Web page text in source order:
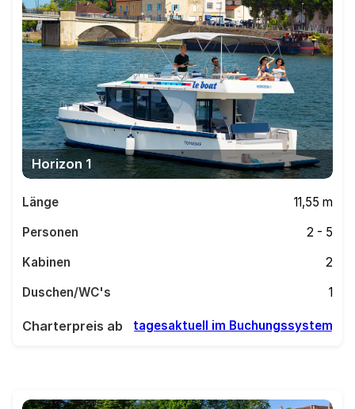
Horizon 1
Länge
11,55 m
Personen
2 - 5
Kabinen
2
Duschen/WC's
1
Charterpreis ab tagesaktuell im Buchungssystem